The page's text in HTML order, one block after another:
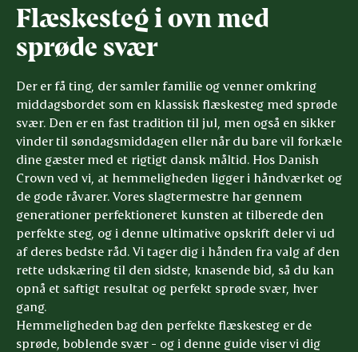
Flæskesteg i ovn med
sprøde svær
Der er få ting, der samler familie og venner omkring
middagsbordet som en klassisk flæskesteg med sprøde
svær. Den er en fast tradition til jul, men også en sikker
vinder til søndagsmiddagen eller når du bare vil forkæle
dine gæster med et rigtigt dansk måltid. Hos Danish
Crown ved vi, at hemmeligheden ligger i håndværket og
de gode råvarer. Vores slagtermestre har gennem
generationer perfektioneret kunsten at tilberede den
perfekte steg, og i denne ultimative opskrift deler vi ud
af deres bedste råd. Vi tager dig i hånden fra valg af den
rette udskæring til den sidste, knasende bid, så du kan
opnå et saftigt resultat og perfekt sprøde svær, hver
gang.
Hemmeligheden bag den perfekte flæskesteg er de
sprøde, boblende svær - og i denne guide viser vi dig